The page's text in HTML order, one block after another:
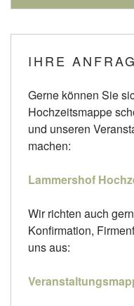
IHRE
Gerne können Sie
Hochzeitsmappe
und unseren
machen:
Lammershof
Wir richten auch
Konfirmation,
uns aus: